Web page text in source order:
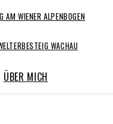
AM WIENER ALPENBOGEN
WACHAU
ÜBER MICH